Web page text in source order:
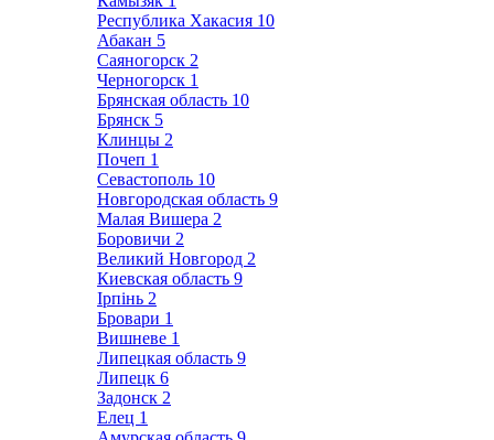
Республика Хакасия 10
Абакан 5
Саяногорск 2
Черногорск 1
Брянская область 10
Брянск 5
Клинцы 2
Почеп 1
Севастополь 10
Новгородская область 9
Малая Вишера 2
Боровичи 2
Великий Новгород 2
Киевская область 9
Ірпінь 2
Бровари 1
Вишневе 1
Липецкая область 9
Липецк 6
Задонск 2
Елец 1